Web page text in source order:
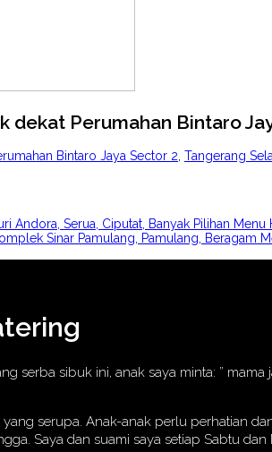
dekat Perumahan Bintaro
Bintaro Jaya Sector 2 Tangerang
Andora, Serua, Ciputat, Banyak Pilihan
Sinar Pamulang, Pamulang, Beragam
serba sibuk ini, anak saya minta: ”
serupa. Anak-anak perlu perhatian
Saya dan suami saya setiap Sabtu